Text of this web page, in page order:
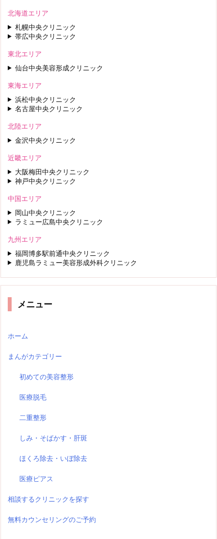
北海道エリア
札幌中央クリニック
帯広中央クリニック
東北エリア
仙台中央美容形成クリニック
東海エリア
浜松中央クリニック
名古屋中央クリニック
北陸エリア
金沢中央クリニック
近畿エリア
大阪梅田中央クリニック
神戸中央クリニック
中国エリア
岡山中央クリニック
ラミュー広島中央クリニック
九州エリア
福岡博多駅前通中央クリニック
鹿児島ラミュー美容形成外科クリニック
メニュー
ホーム
まんがカテゴリー
初めての美容整形
医療脱毛
二重整形
しみ・そばかす・肝斑
ほくろ除去・いぼ除去
医療ピアス
相談するクリニックを探す
無料カウンセリングのご予約